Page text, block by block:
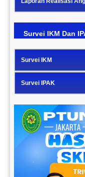
Survei IKM Dan
Survei IKM
Survei IPAK